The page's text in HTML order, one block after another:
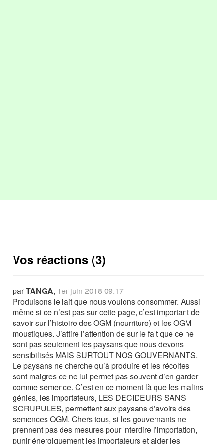
Vos réactions (3)
parTANGA, 1er juin 2018 09:17
Produisons le lait que nous voulons consommer. Aussi
même si ce n’est pas sur cette page, c’est important de
savoir sur l’histoire des OGM (nourriture) et les OGM
moustiques. J’attire l’attention de sur le fait que ce ne
sont pas seulement les paysans que nous devons
sensibilisés MAIS SURTOUT NOS GOUVERNANTS.
Le paysans ne cherche qu’à produire et les récoltes
sont maigres ce ne lui permet pas souvent d’en garder
comme semence. C’est en ce moment là que les malins
génies, les importateurs, LES DECIDEURS SANS
SCRUPULES, permettent aux paysans d’avoirs des
semences OGM. Chers tous, si les gouvernants ne
prennent pas des mesures pour interdire l’importation,
punir énergiquement les importateurs et aider les